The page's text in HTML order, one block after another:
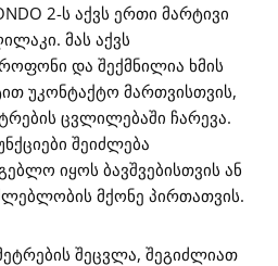
2-ს აქვს ერთი მარტივი
მას აქვს
და შექმნილია ხმის
უკონტაქტო მართვისთვის,
ცვლილებაში ჩარევა.
შეიძლება
იყოს ბავშვებისთვის ან
მქონე პირთათვის.
შეცვლა, შეგიძლიათ